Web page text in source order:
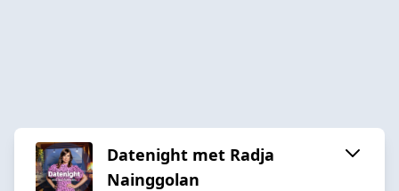
Datenight met Radja
Nainggolan